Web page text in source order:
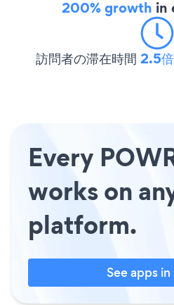
200% growth in
訪問者の滞在時間 2.5
Every
works on
platform.
See apps